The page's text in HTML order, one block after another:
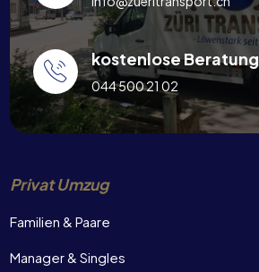
kostenlose Beratung
044 500 21 02
Privat Umzug
Familien & Paare
Manager & Singles